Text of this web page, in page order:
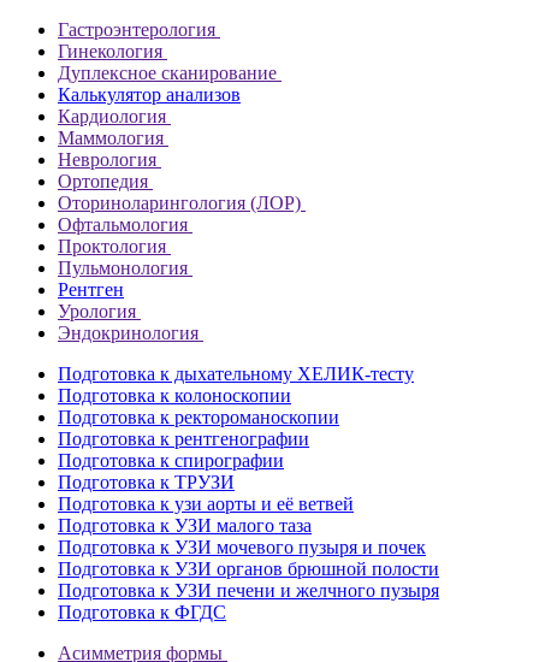
Гастроэнтерология
Гинекология
Дуплексное сканирование
Калькулятор анализов
Кардиология
Маммология
Неврология
Ортопедия
Оториноларингология (ЛОР)
Офтальмология
Проктология
Пульмонология
Рентген
Урология
Эндокринология
Подготовка к дыхательному ХЕЛИК-тесту
Подготовка к колоноскопии
Подготовка к ректороманоскопии
Подготовка к рентгенографии
Подготовка к спирографии
Подготовка к ТРУЗИ
Подготовка к узи аорты и её ветвей
Подготовка к УЗИ малого таза
Подготовка к УЗИ мочевого пузыря и почек
Подготовка к УЗИ органов брюшной полости
Подготовка к УЗИ печени и желчного пузыря
Подготовка к ФГДС
Асимметрия формы